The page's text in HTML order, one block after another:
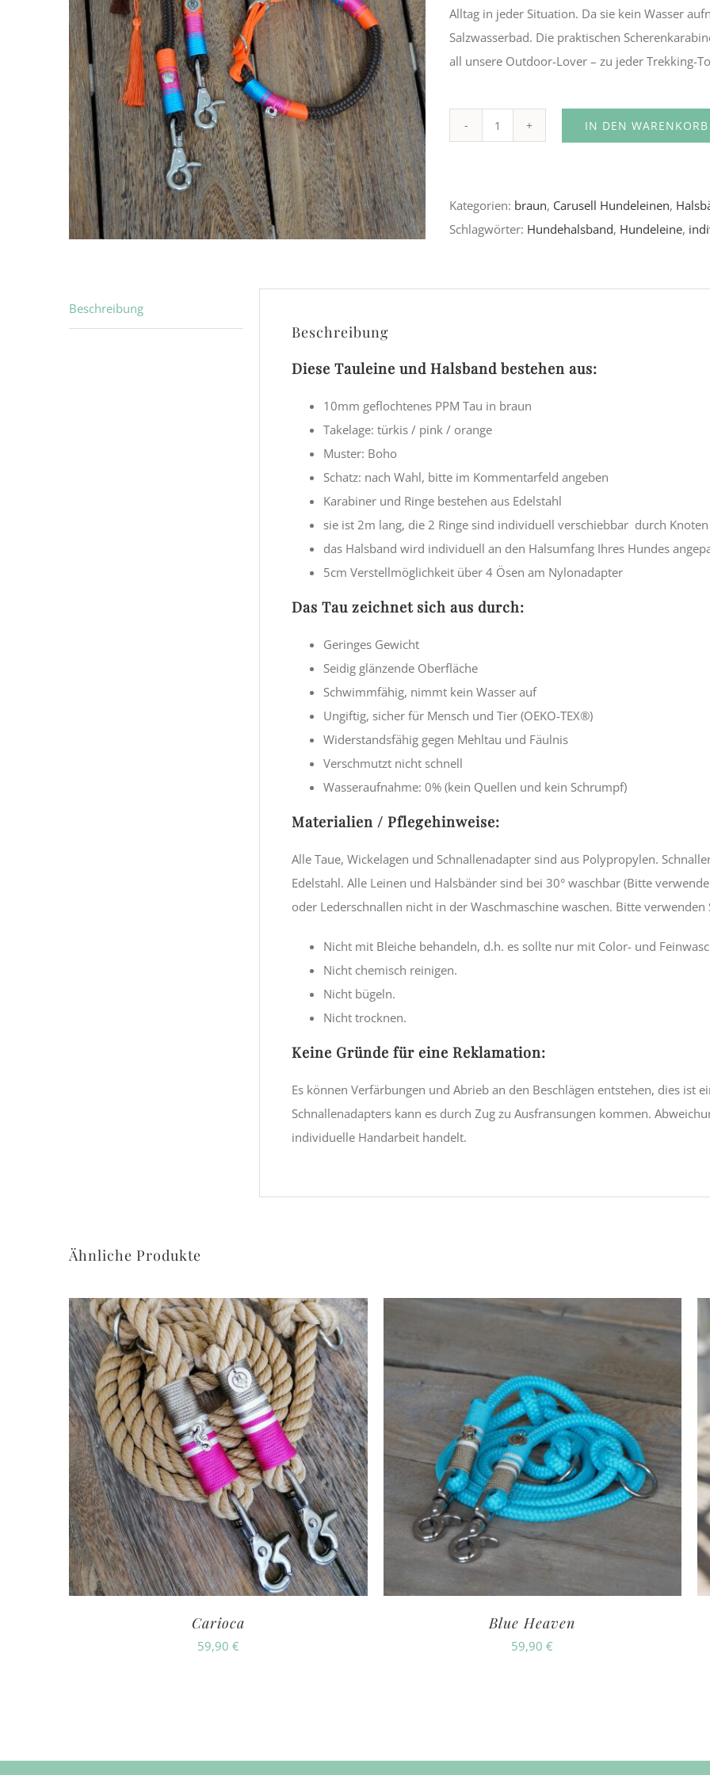
Alltag in jeder Situation. Da sie kein Wasser
Salzwasserbad. Die praktischen
all unsere Outdoor-Lover – zu jeder Trekking-
Menge
IN DEN WARENKORB
Kategorien: braun, Carusell Hundeleinen,
Schlagwörter: Hundehalsband, Hundeleine,
Beschreibung
Beschreibung
Diese Tauleine und Halsband bestehen aus:
10mm geflochtenes PPM Tau in braun
Takelage: türkis / pink / orange
Muster: Boho
Schatz: nach Wahl, bitte im Kommentarfeld angeben
Karabiner und Ringe bestehen aus Edelstahl
sie ist 2m lang, die 2 Ringe sind individuell verschiebbar durch Knoten
das Halsband wird individuell an den Halsumfang Ihres Hundes
5cm Verstellmöglichkeit über 4 Ösen am Nylonadapter
Das Tau zeichnet sich aus durch:
Geringes Gewicht
Seidig glänzende Oberfläche
Schwimmfähig, nimmt kein Wasser auf
Ungiftig, sicher für Mensch und Tier (OEKO-TEX®)
Widerstandsfähig gegen Mehltau und Fäulnis
Verschmutzt nicht schnell
Wasseraufnahme: 0% (kein Quellen und kein Schrumpf)
Materialien / Pflegehinweise:
Alle Taue, Wickelagen und Schnallenadapter sind aus Polypropylen.
Edelstahl. Alle Leinen und Halsbänder sind bei 30° waschbar (Bitte
oder Lederschnallen nicht in der Waschmaschine waschen. Bitte verwenden
Nicht mit Bleiche behandeln, d.h. es sollte nur mit Color- und
Nicht chemisch reinigen.
Nicht bügeln.
Nicht trocknen.
Keine Gründe für eine Reklamation:
Es können Verfärbungen und Abrieb an den Beschlägen entstehen, dies ist
Schnallenadapters kann es durch Zug zu Ausfransungen kommen.
individuelle Handarbeit handelt.
Ähnliche Produkte
Carioca
59,90 €
Blue Heaven
59,90€